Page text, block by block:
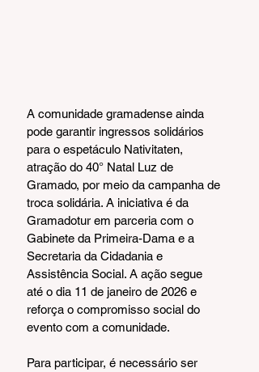
A comunidade gramadense ainda
pode garantir ingressos solidários
para o espetáculo Nativitaten,
atração do 40° Natal Luz de
Gramado, por meio da campanha de
troca solidária. A iniciativa é da
Gramadotur em parceria com o
Gabinete da Primeira-Dama e a
Secretaria da Cidadania e
Assistência Social. A ação segue
até o dia 11 de janeiro de 2026 e
reforça o compromisso social do
evento com a comunidade.
Para participar, é necessário ser